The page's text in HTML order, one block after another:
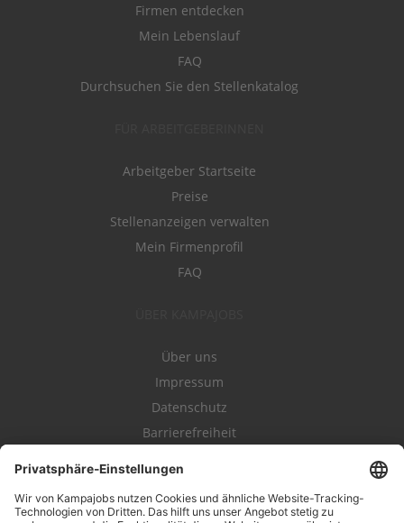
Firmen entdecken
Mein Lebenslauf
FAQ
Durchsuchen Sie den Stellenkatalog
Arbeitgeber Startseite
Preise
Stellenanzeigen verwalten
Mein Firmenprofil
FAQ
Über uns
Impressum
Datenschutz
Barrierefreiheit
Kampahire